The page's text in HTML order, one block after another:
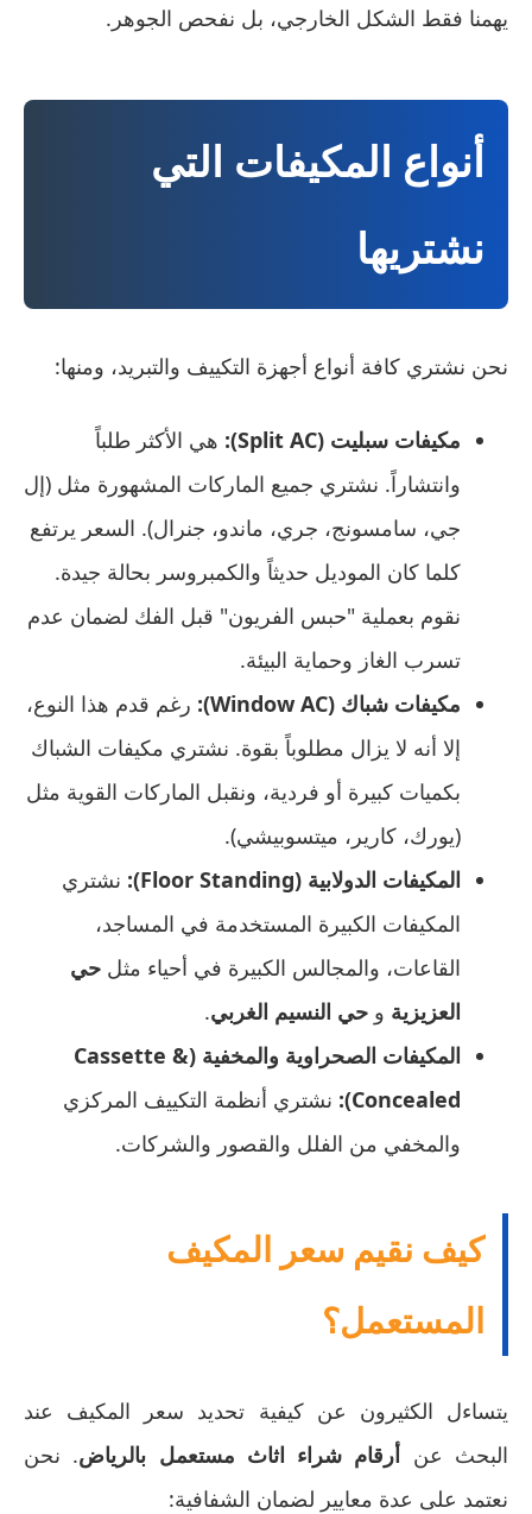
يهمنا فقط الشكل الخارجي، بل نفحص الجوهر.
أنواع المكيفات التي
نشتريها
نحن نشتري كافة أنواع أجهزة التكييف والتبريد، ومنها:
مكيفات سبليت (Split AC):
هي الأكثر طلباً
وانتشاراً. نشتري جميع الماركات المشهورة مثل (إل
جي، سامسونج، جري، ماندو، جنرال). السعر يرتفع
كلما كان الموديل حديثاً والكمبروسر بحالة جيدة.
نقوم بعملية "حبس الفريون" قبل الفك لضمان عدم
تسرب الغاز وحماية البيئة.
مكيفات شباك (Window AC):
رغم قدم هذا النوع،
إلا أنه لا يزال مطلوباً بقوة. نشتري مكيفات الشباك
بكميات كبيرة أو فردية، ونقبل الماركات القوية مثل
(يورك، كارير، ميتسوبيشي).
المكيفات الدولابية (Floor Standing):
نشتري
المكيفات الكبيرة المستخدمة في المساجد،
القاعات، والمجالس الكبيرة في أحياء مثل حي
العزيزية و حي النسيم الغربي.
المكيفات الصحراوية والمخفية (Cassette &
Concealed):
نشتري أنظمة التكييف المركزي
والمخفي من الفلل والقصور والشركات.
كيف نقيم سعر المكيف
المستعمل؟
يتساءل الكثيرون عن كيفية تحديد سعر المكيف عند
البحث عن أرقام شراء اثاث مستعمل بالرياض. نحن
نعتمد على عدة معايير لضمان الشفافية: